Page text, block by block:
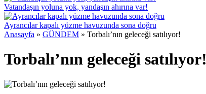
Vatandaşın yoluna yok, yandaşın ahırına var!
Ayrancılar kapalı yüzme havuzunda sona doğru
Anasayfa » GÜNDEM » Torbalı’nın geleceği satılıyor!
Torbalı’nın geleceği satılıyor!